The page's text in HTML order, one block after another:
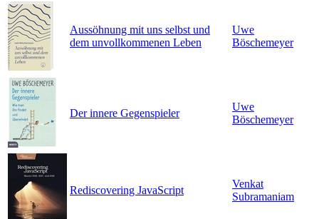
Aussöhnung mit uns selbst und
dem unvollkommenen Leben
Uwe
Böschemeyer
Der innere Gegenspieler
Uwe
Böschemeyer
Rediscovering JavaScript
Venkat
Subramaniam